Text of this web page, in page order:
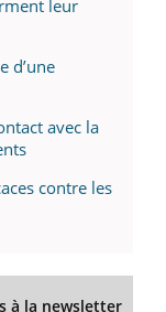
leur
d’une
avec la
contre les
à la newsletter